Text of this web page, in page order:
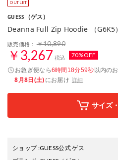
GUESS （ゲス）
Deanna Full Zip Hoodie （G6K5
販売価格： ￥10,890
￥3,267 税込 70%OFF
お急ぎ便なら6時間18分58秒以内の
8月8日(土)にお届け 詳細
サイズ
ショップ:GUESS公式 ゲス